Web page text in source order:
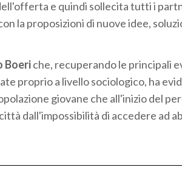
e quindi sollecita tutti i
la proposizioni di nuove idee,
Boeriche, recuperando le principali
proprio a livello sociologico, ha
giovane che all'inizio del
dall'impossibilità di accedere ad